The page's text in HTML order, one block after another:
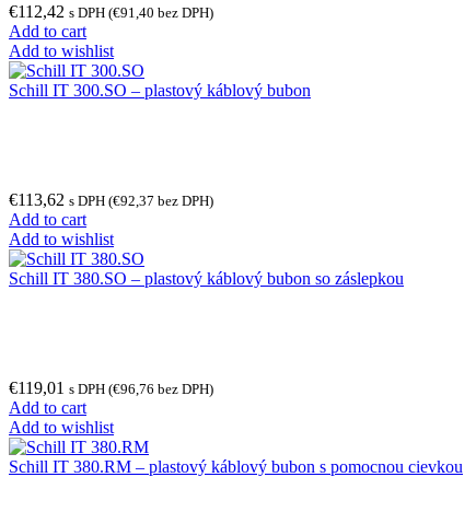
€112,42 s DPH (€91,40 bez DPH)
Add to cart
Add to wishlist
Schill IT 300.SO – plastový káblový bubon
€113,62 s DPH (€92,37 bez DPH)
Add to cart
Add to wishlist
Schill IT 380.SO – plastový káblový bubon so záslepkou
€119,01 s DPH (€96,76 bez DPH)
Add to cart
Add to wishlist
Schill IT 380.RM – plastový káblový bubon s pomocnou cievkou